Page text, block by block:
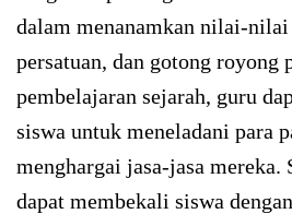
dalam menanamkan nilai-nilai
persatuan, dan gotong royong
pembelajaran sejarah, guru
siswa untuk meneladani para
menghargai jasa-jasa
dapat membekali siswa